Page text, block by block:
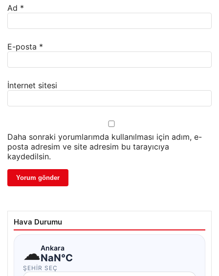
Ad *
E-posta *
İnternet sitesi
Daha sonraki yorumlarımda kullanılması için adım, e-
posta adresim ve site adresim bu tarayıcıya
kaydedilsin.
Hava Durumu
☁Ankara
NaN°C
ŞEHIR SEÇ